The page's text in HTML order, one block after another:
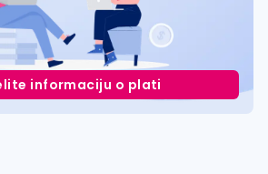
informaciju o plati